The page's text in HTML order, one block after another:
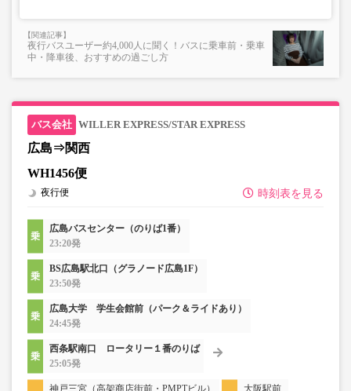
夜行バスユーザー約4,000人に聞く！バスに乗車前・乗車
中・降車後、おすすめの過ごし方
WILLER EXPRESS/STAR EXPRESS
広島⇒関西
WH1456便
時刻表を見る
夜行便
広島バスセンター（のりば1番）
23:20発
BS広島駅北口（グラノード広島1F）
23:50発
広島大学 学生会館前（パーク＆ライドあり）
24:45発
西条駅南口 ロータリー１番のりば
25:05発
神戸三宮（高架商店街前・PMPTビル）
大阪駅前